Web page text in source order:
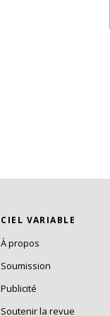
CIEL VARIABLE
À propos
Soumission
Publicité
Soutenir la revue